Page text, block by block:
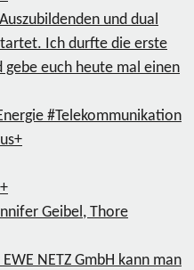
und dual
Ich durfte die erste
euch heute mal einen
#Telekommunikation
Geibel, Thore
NETZ GmbH kann man